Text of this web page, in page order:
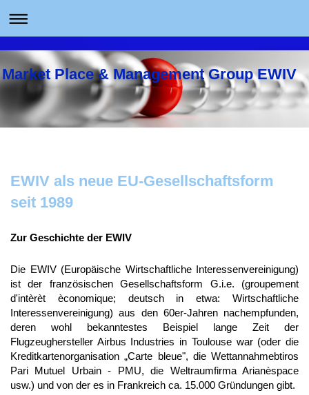
Market Place & Management Group EWIV
EWIV als neue EU-Gesellschaftsform
seit 1989
Zur Geschichte der EWIV
Die EWIV (Europäische Wirtschaftliche Interessenvereinigung)
ist der französischen Gesellschaftsform G.i.e. (groupement
d'intèrèt èconomique; deutsch in etwa: Wirtschaftliche
Interessenvereinigung) aus den 60er-Jahren nachempfunden,
deren wohl bekanntestes Beispiel lange Zeit der
Flugzeughersteller Airbus Industries in Toulouse war (oder die
Kreditkartenorganisation „Carte bleue", die Wettannahmebtiros
Pari Mutuel Urbain - PMU, die Weltraumfirma Arianèspace
usw.) und von der es in Frankreich ca. 15.000 Gründungen gibt.